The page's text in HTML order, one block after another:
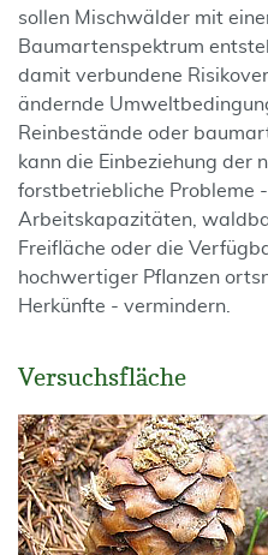
sollen Mischwälder mit
Baumartenspektrum
damit verbundene
ändernde
Reinbestände oder
kann die Einbeziehung der
forstbetriebliche Probleme
Arbeitskapazitäten,
Freifläche oder die
hochwertiger Pflanzen
Herkünfte - vermindern.
Versuchsfläche